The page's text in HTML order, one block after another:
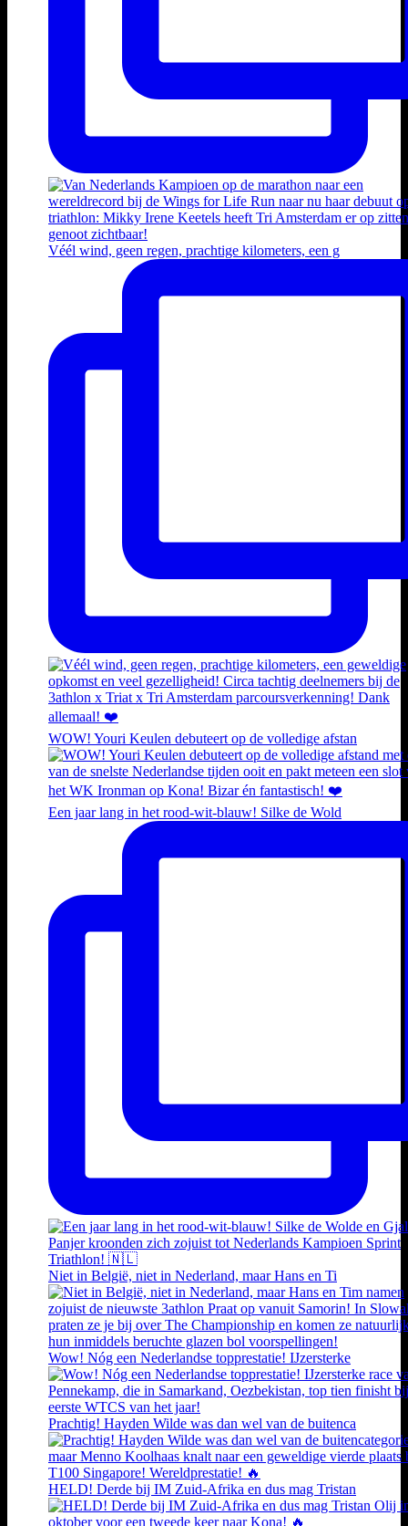
Véél wind, geen regen, prachtige kilometers, een g
WOW! Youri Keulen debuteert op de volledige afstan
Een jaar lang in het rood-wit-blauw! Silke de Wold
Niet in België, niet in Nederland, maar Hans en Ti
Wow! Nóg een Nederlandse topprestatie! IJzersterke
Prachtig! Hayden Wilde was dan wel van de buitenca
HELD! Derde bij IM Zuid-Afrika en dus mag Tristan